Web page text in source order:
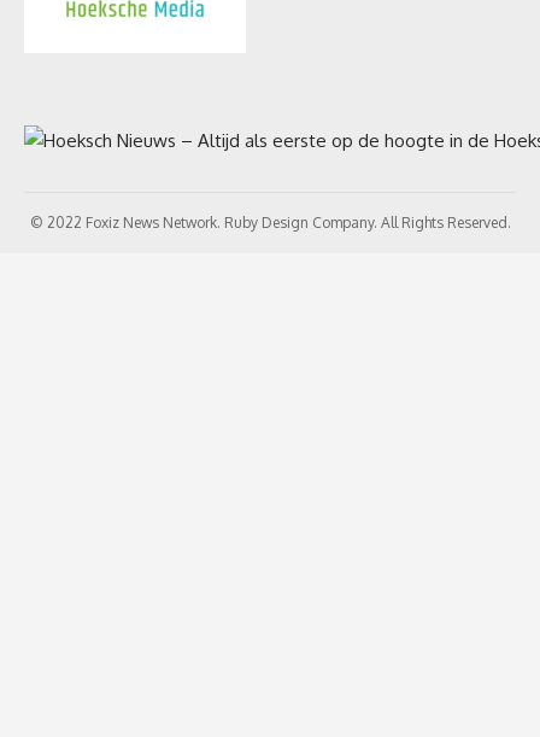
© 2022 Foxiz News Network. Ruby Design Company. All Rights Reserved.